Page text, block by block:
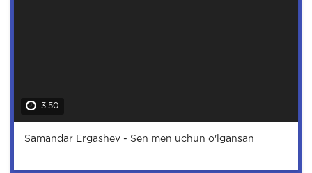
3:50
Samandar Ergashev - Sen men uchun o'lgansan